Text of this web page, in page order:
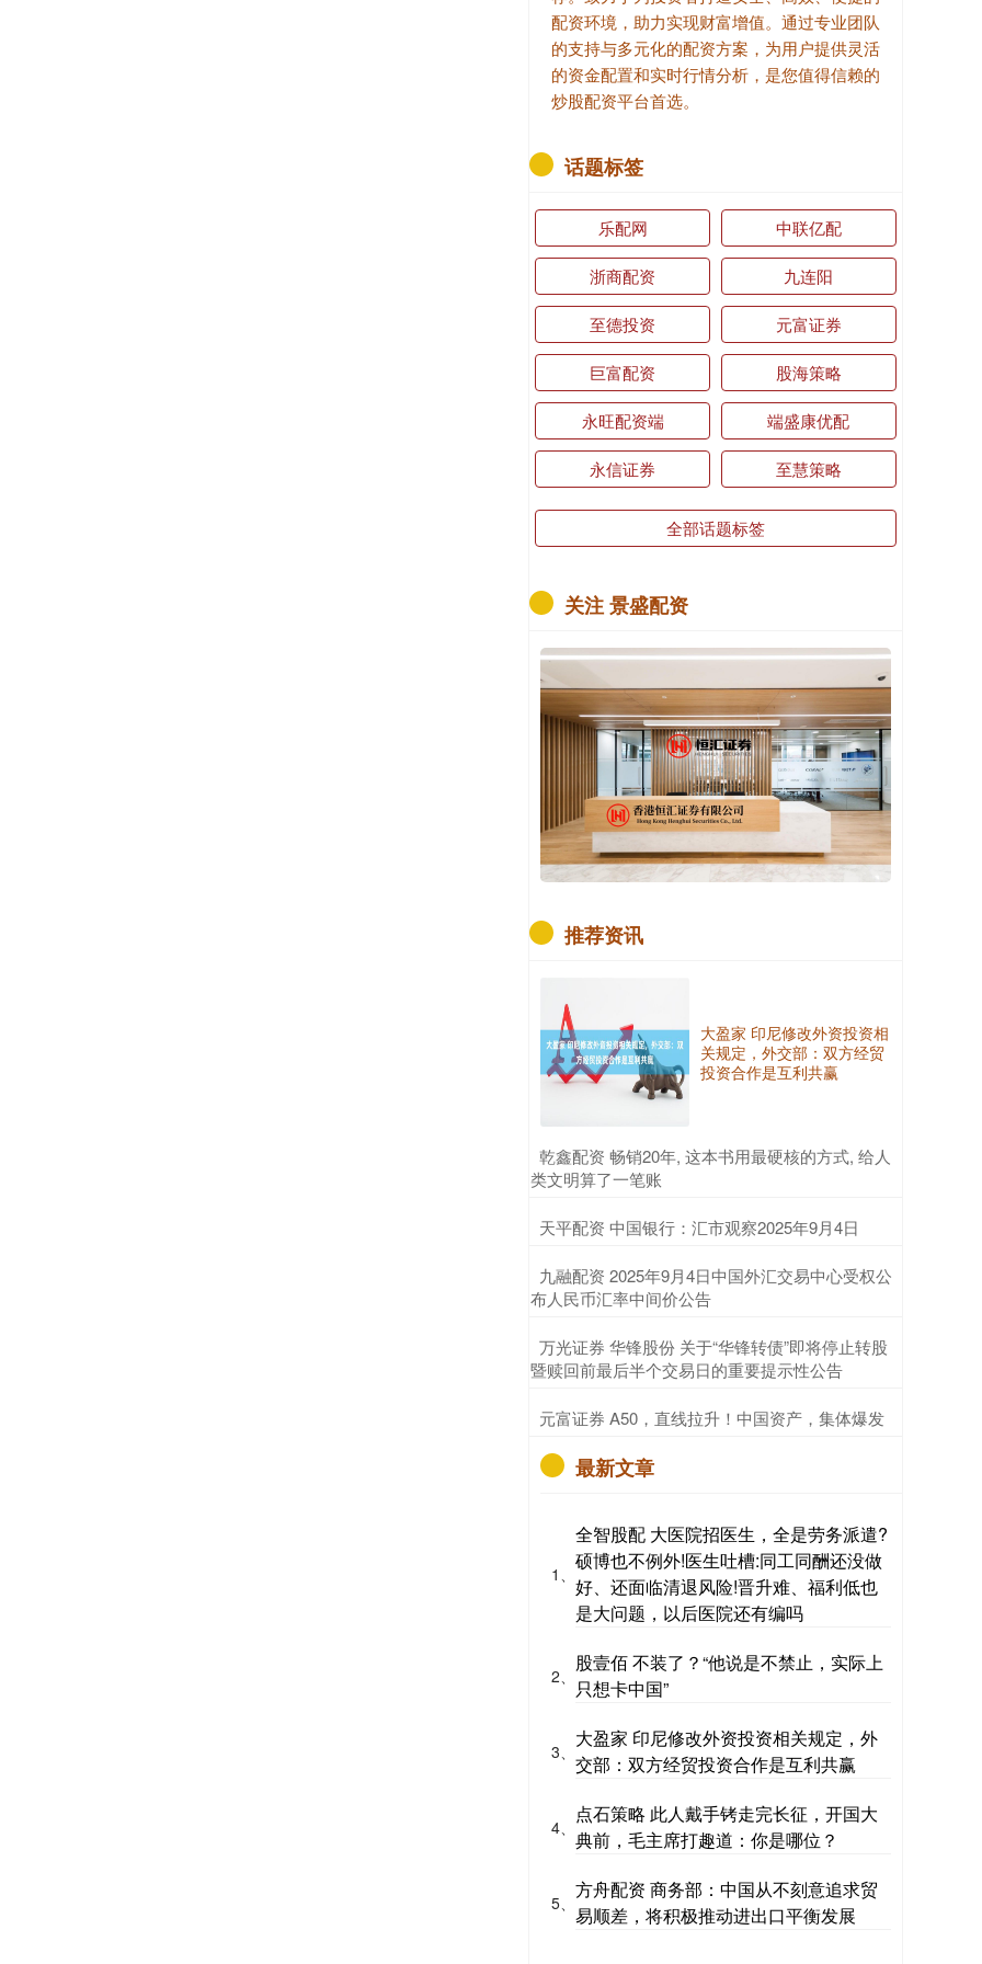
配资环境，助力实现财富增值。通过专业团队
的支持与多元化的配资方案，为用户提供灵活
的资金配置和实时行情分析，是您值得信赖的
炒股配资平台首选。
话题标签
乐配网 中联亿配
浙商配资 九连阳
至德投资 元富证券
巨富配资 股海策略
永旺配资端 端盛康优配
永信证券 至慧策略
全部话题标签
关注 景盛配资
推荐资讯
大盈家 印尼修改外资投资相
关规定，外交部：双方经贸
投资合作是互利共赢
​乾鑫配资 畅销20年, 这本书用最硬核的方式, 给人
类文明算了一笔账
​天平配资 中国银行：汇市观察2025年9月4日
​九融配资 2025年9月4日中国外汇交易中心受权公
布人民币汇率中间价公告
​万光证券 华锋股份 关于“华锋转债”即将停止转股
暨赎回前最后半个交易日的重要提示性公告
​元富证券 A50，直线拉升！中国资产，集体爆发
最新文章
1、
全智股配 大医院招医生，全是劳务派遣?
硕博也不例外!医生吐槽:同工同酬还没做
好、还面临清退风险!晋升难、福利低也
是大问题，以后医院还有编吗
2、
股壹佰 不装了？“他说是不禁止，实际上
只想卡中国”
3、
大盈家 印尼修改外资投资相关规定，外
交部：双方经贸投资合作是互利共赢
4、
点石策略 此人戴手铐走完长征，开国大
典前，毛主席打趣道：你是哪位？
5、
方舟配资 商务部：中国从不刻意追求贸
易顺差，将积极推动进出口平衡发展